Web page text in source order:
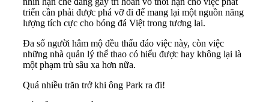
triển cần phải được phá vỡ đi để mang lại một nguồn năng
lượng tích cực cho bóng đá Việt trong tương lai.
Đa số người hâm mộ đều thấu đáo việc này, còn việc
những nhà quản lý thể thao có hiểu được hay không lại là
một phạm trù sâu xa hơn nữa.
Quá nhiều trăn trở khi ông Park ra đi!